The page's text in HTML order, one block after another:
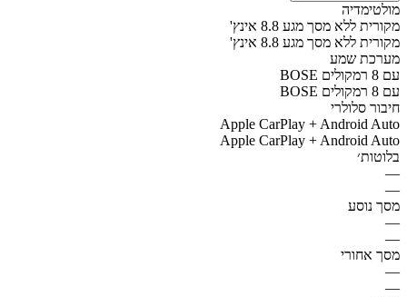
מולטימדיה
מקורית ללא מסך מגע 8.8 אינץ'
מקורית ללא מסך מגע 8.8 אינץ'
מערכת שמע
BOSE עם 8 רמקולים
BOSE עם 8 רמקולים
חיבור סלולרי
Apple CarPlay + Android Auto
Apple CarPlay + Android Auto
בלוטות׳
—
—
מסך נוסע
—
—
מסך אחורי
—
—